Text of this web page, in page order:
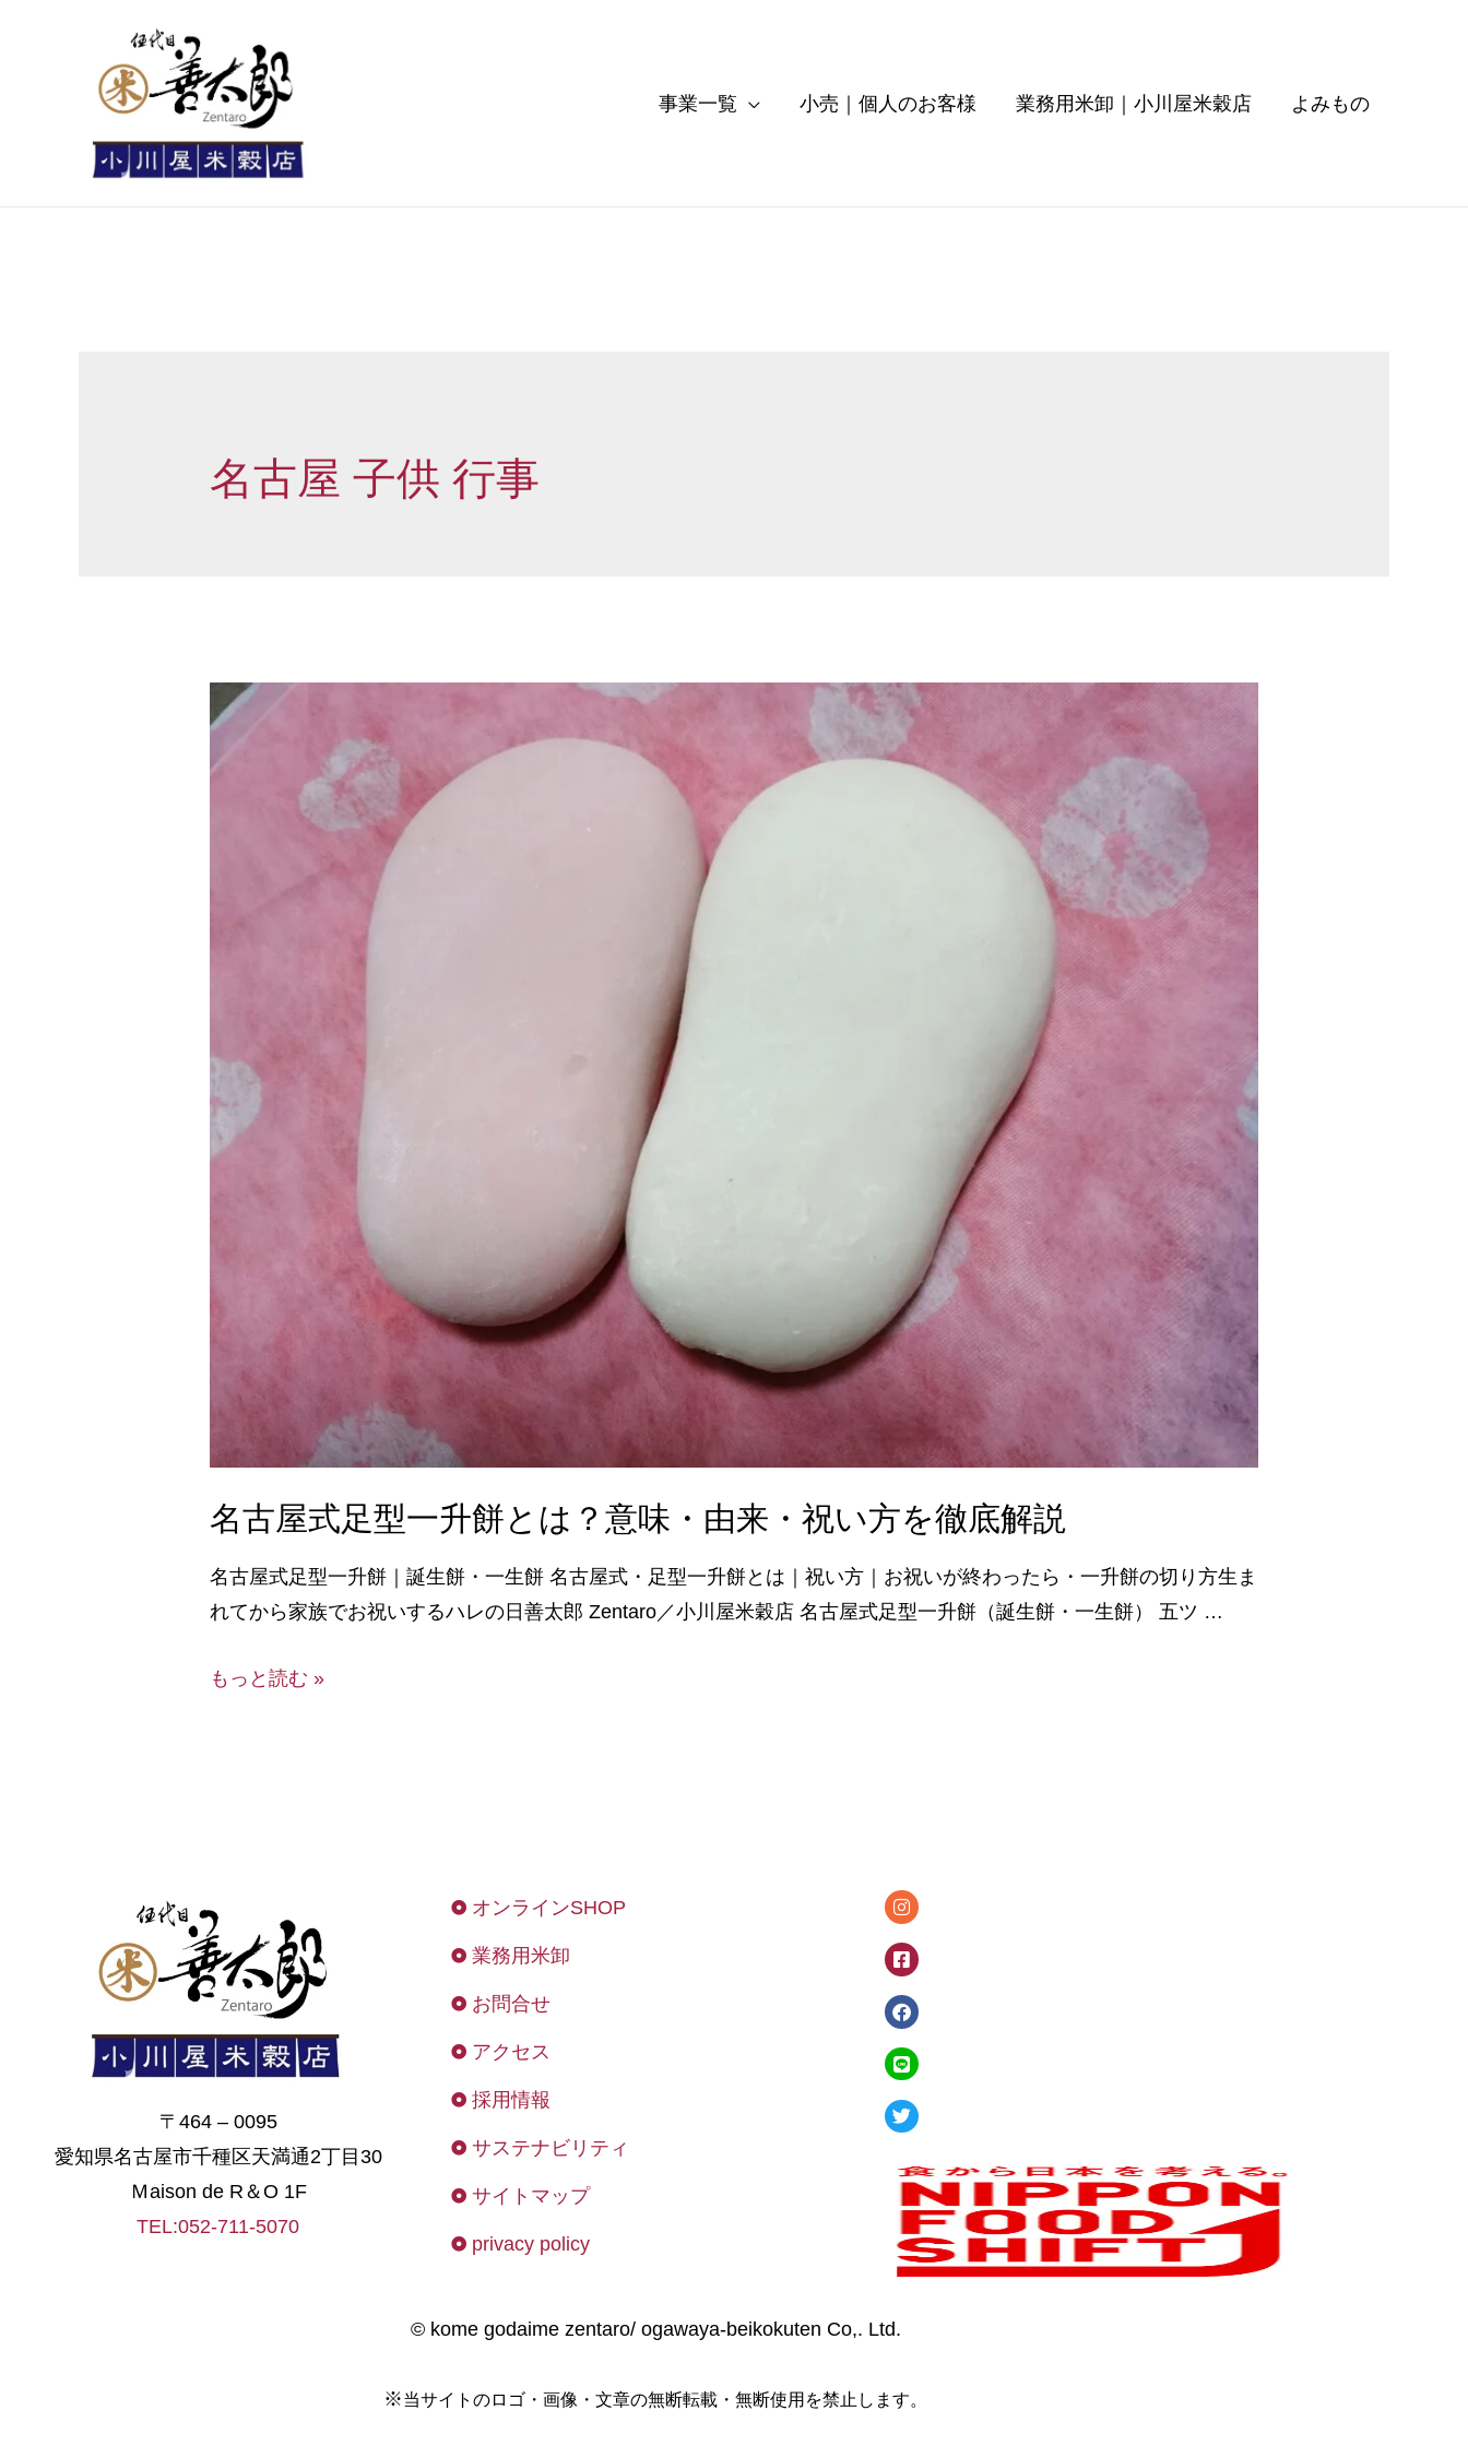
事業一覧 小売｜個人のお客様 業務用米卸｜小川屋米穀店 よみもの
名古屋 子供 行事
名古屋式足型一升餅とは？意味・由来・祝い方を徹底解説
名古屋式足型一升餅｜誕生餅・一生餅 名古屋式・足型一升餅とは｜祝い方｜お祝いが終わったら・一升餅の切り方生ま
れてから家族でお祝いするハレの日善太郎 Zentaro／小川屋米穀店 名古屋式足型一升餅（誕生餅・一生餅） 五ツ …
もっと読む »
〒464 – 0095
愛知県名古屋市千種区天満通2丁目30
Ｍaison de R＆O 1F
TEL:052-711-5070
オンラインSHOP
業務用米卸
お問合せ
アクセス
採用情報
サステナビリティ
サイトマップ
privacy policy
© kome godaime zentaro/ ogawaya-beikokuten Co,. Ltd.
※当サイトのロゴ・画像・文章の無断転載・無断使用を禁止します。